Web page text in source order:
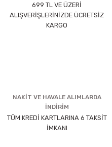
699 TL VE ÜZERİ
ALIŞVERİŞLERİNİZDE ÜCRETSİZ
KARGO
NAKİT VE HAVALE ALIMLARDA
İNDİRİM
TÜM KREDİ KARTLARINA 6 TAKSİT
İMKANI